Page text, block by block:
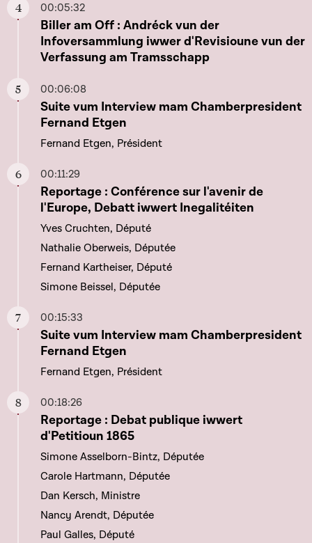
00:05:32
Aller à ce chapitre
Biller am Off : Andréck vun der
Infoversammlung iwwer d'Revisioune vun der
Verfassung am Tramsschapp
00:06:08
Aller à ce chapitre
Suite vum Interview mam Chamberpresident
Fernand Etgen
Fernand Etgen, Président
00:11:29
Aller à ce chapitre
Reportage : Conférence sur l'avenir de
l'Europe, Debatt iwwert Inegalitéiten
Yves Cruchten, Député
Nathalie Oberweis, Députée
Fernand Kartheiser, Député
Simone Beissel, Députée
00:15:33
Aller à ce chapitre
Suite vum Interview mam Chamberpresident
Fernand Etgen
Fernand Etgen, Président
00:18:26
Aller à ce chapitre
Reportage : Debat publique iwwert
d'Petitioun 1865
Simone Asselborn-Bintz, Députée
Carole Hartmann, Députée
Dan Kersch, Ministre
Nancy Arendt, Députée
Paul Galles, Député